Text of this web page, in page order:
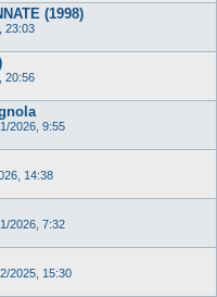
(1998)
23:03
20:56
2026, 9:55
14:38
2026, 7:32
2025, 15:30